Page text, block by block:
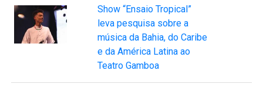
Show “Ensaio Tropical”
leva pesquisa sobre a
música da Bahia, do Caribe
e da América Latina ao
Teatro Gamboa